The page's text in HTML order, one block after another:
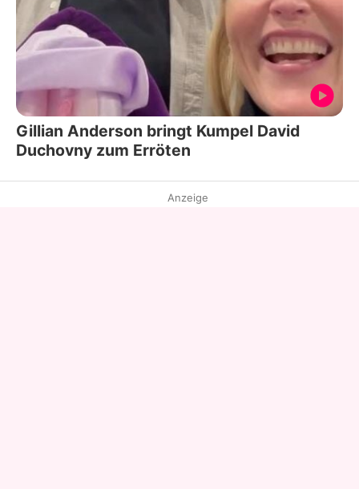
Gillian Anderson bringt Kumpel David
Duchovny zum Erröten
Anzeige